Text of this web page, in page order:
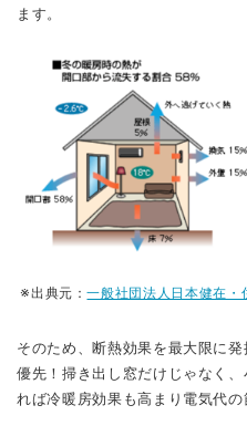
ます。
※出典元：一般社団法人日本健在・
そのため、断熱効果を最大限に
優先！掃き出し窓だけじゃなく
れば冷暖房効果も高まり電気代の